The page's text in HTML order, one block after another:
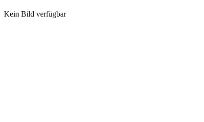
Kein Bild verfügbar